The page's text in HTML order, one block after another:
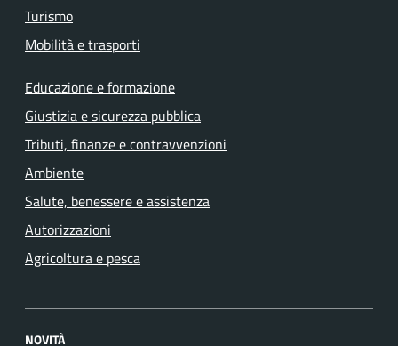
Turismo
Mobilità e trasporti
Educazione e formazione
Giustizia e sicurezza pubblica
Tributi, finanze e contravvenzioni
Ambiente
Salute, benessere e assistenza
Autorizzazioni
Agricoltura e pesca
NOVITÀ